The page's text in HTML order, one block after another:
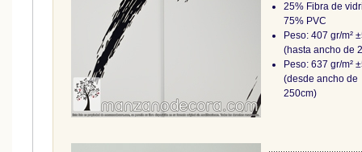
25% Fibra de
75% PVC
Peso: 407 gr/m²
(hasta ancho de
Peso: 637 gr/m²
(desde ancho de
250cm)